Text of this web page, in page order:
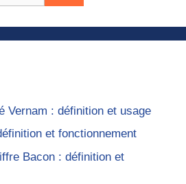
Vernam : définition et usage
et fonctionnement
Bacon : définition et